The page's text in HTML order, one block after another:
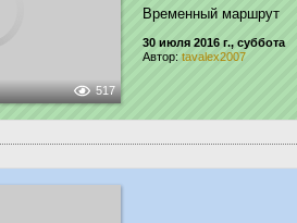
517
Временный маршрут
30 июля 2016 г., суббота
Автор: tavalex2007